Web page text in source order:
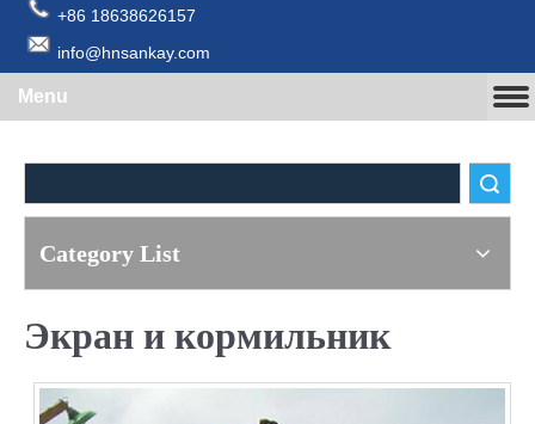
+86 18638626157
info@hnsankay.com
Menu
Category List
Экран и кормильник